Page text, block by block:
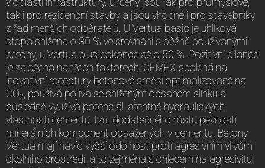
tak i pro rezidenční stavby a jsou vhodné i pro stavebníky
z řad menších odběratelů. U Vertua basic je uhlíková
stopa snížena o 30 % ve srovnání s běžně používanými
betony, u Vertua plus dokonce až o 50 %. Pozitivní bilance
je založena na třech faktorech: CEMEX spoléhá na
inovativní receptury betonové směsi optimalizované na
CO2 , používá pojiva se sníženým obsahem slínku a
důsledně využívá potenciál latentně hydraulických
vlastností cementu, tzn. dodatečného růstu pevnosti
minerálních komponent obsažených v cementu. Betony
Vertua mají navíc vyšší odolnost proti agresivním vlivům
okolního prostředí, a to zejména s ohledem na agresivitu